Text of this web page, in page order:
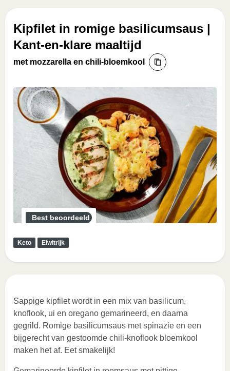
Kipfilet in romige basilicumsaus |
Kant-en-klare maaltijd
met mozzarella en chili-bloemkool
Best beoordeeld
Keto Eiwitrijk
Sappige kipfilet wordt in een mix van basilicum,
knoflook, ui en oregano gemarineerd, en daarna
gegrild. Romige basilicumsaus met spinazie en een
bijgerecht van gestoomde chili-knoflook bloemkool
maken het af. Eet smakelijk!